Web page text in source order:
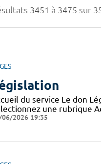
3451 à 3475 sur
du service Le don
une rubrique
06/2026 19:35